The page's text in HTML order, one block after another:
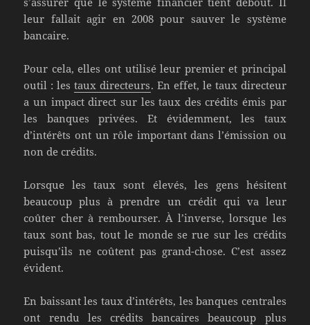
leur fallait agir en 2008 pour sauver le système
bancaire.
Pour cela, elles ont utilisé leur premier et principal
outil : lestaux directeurs. En effet, le taux directeur
a un impact direct sur les taux des crédits émis par
les banques privées. Et évidemment, les taux
d’intérêts ont un rôle important dans l’émission ou
non de crédits.
Lorsque les taux sont élevés, les gens hésitent
beaucoup plus à prendre un crédit qui va leur
coûter cher à rembourser. À l’inverse, lorsque les
taux sont bas, tout le monde se rue sur les crédits
puisqu’ils ne coûtent pas grand-chose. C’est assez
évident.
En baissant les taux d’intérêts, les banques centrales
ont rendu les crédits bancaires beaucoup plus